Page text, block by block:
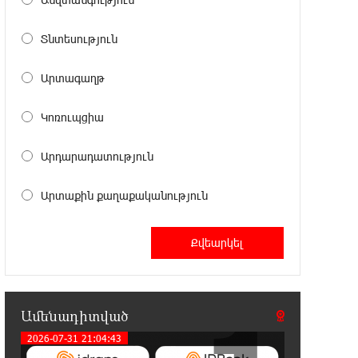
21:41:25 6-08-2026
փրկարարները վարորդին դուրս են
Երևանում երթուղիների
Օգոստոսի 7-ին՝ Գարեգին Բ
ՆԳՆ-ն՝ աղբակույտի տակ մնացած
20:42:28 6-08-2026
Տնտեսություն
Արտագաղթ
Կոռուպցիա
Արդարադատություն
Արտաքին քաղաքականություն
Ամենադիտված
2026-07-31 21:04:43